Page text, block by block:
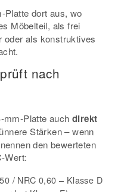
Platte dort aus, wo
Möbelteil, als frei
oder als konstruktives
nach
mm-Platte auch direkt
Stärken – wenn
den bewerteten
Wert:
/ NRC 0,60 – Klasse D